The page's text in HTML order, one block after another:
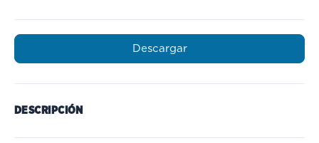
Descargar
DESCRIPCIÓN